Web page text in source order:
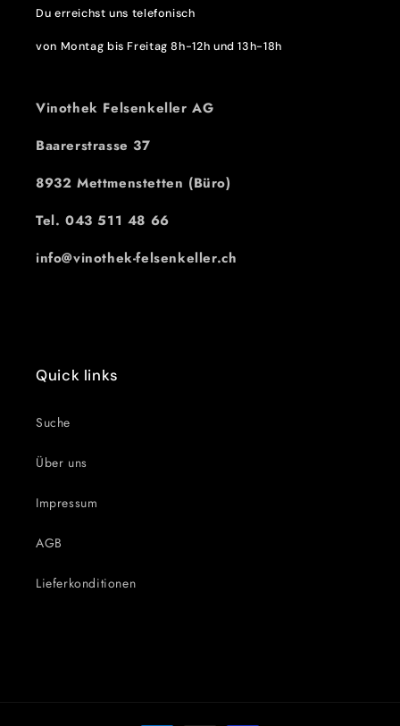
Du erreichst uns telefonisch
von Montag bis Freitag 8h-12h und 13h-18h
Vinothek Felsenkeller AG
Baarerstrasse 37
8932 Mettmenstetten (Büro)
Tel. 043 511 48 66
info@vinothek-felsenkeller.ch
Quick links
Suche
Über uns
Impressum
AGB
Lieferkonditionen